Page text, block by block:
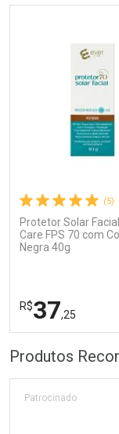
(5)
Protetor Solar
Care FPS 70 com
Negra 40g
R$37,25
Laboratório
Por Menos
Produtos
Patrocinado